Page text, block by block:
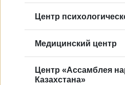
Центр
Медицинский центр
Центр «Ассамблея
Казахстана»